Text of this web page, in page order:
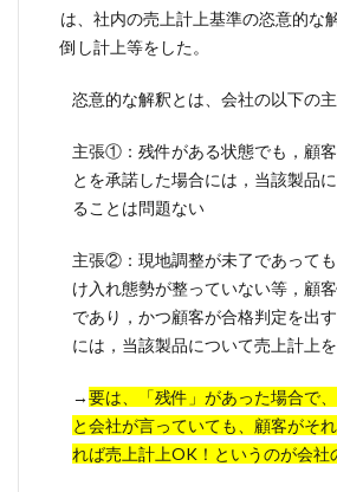
は、社内の売上計上基準の恣意的な
倒し計上等をした。
恣意的な解釈とは、会社の以下の主
主張①：残件がある状態でも，顧
とを承諾した場合には，当該製品
ることは問題ない
主張②：現地調整が未了であって
け入れ態勢が整っていない等，顧
であり，かつ顧客が合格判定を出
には，当該製品について売上計上
→要は、「残件」があった場合で
と会社が言っていても、顧客がそ
れば売上計上OK！というのが会社